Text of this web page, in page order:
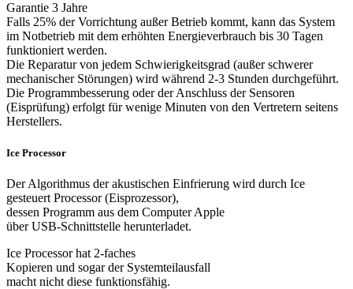
Garantie 3 Jahre
Falls 25% der Vorrichtung außer Betrieb kommt, kann das System
im Notbetrieb mit dem erhöhten Energieverbrauch bis 30 Tagen
funktioniert werden.
Die Reparatur von jedem Schwierigkeitsgrad (außer schwerer
mechanischer Störungen) wird während 2-3 Stunden durchgeführt.
Die Programmbesserung oder der Anschluss der Sensoren
(Eisprüfung) erfolgt für wenige Minuten von den Vertretern seitens
Herstellers.
Ice Processor
Der Algorithmus der akustischen Einfrierung wird durch Ice
gesteuert Processor (Eisprozessor),
dessen Programm aus dem Computer Apple
über USB-Schnittstelle herunterladet.
Ice Processor hat 2-faches
Kopieren und sogar der Systemteilausfall
macht nicht diese funktionsfähig.